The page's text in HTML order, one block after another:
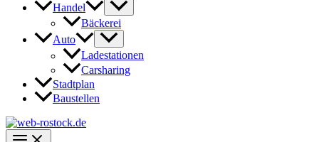
Handel
Bäckerei
Auto
Ladestationen
Carsharing
Stadtplan
Baustellen